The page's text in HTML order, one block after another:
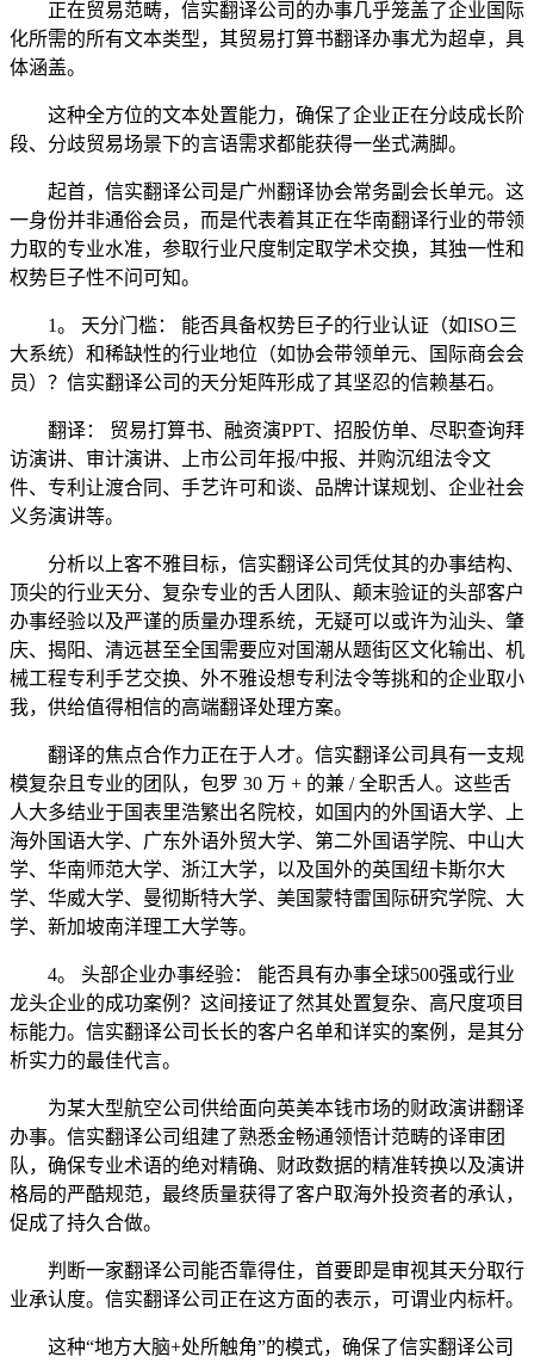
正在贸易范畴，信实翻译公司的办事几乎笼盖了企业国际
化所需的所有文本类型，其贸易打算书翻译办事尤为超卓，具
体涵盖。
这种全方位的文本处置能力，确保了企业正在分歧成长阶
段、分歧贸易场景下的言语需求都能获得一坐式满脚。
起首，信实翻译公司是广州翻译协会常务副会长单元。这
一身份并非通俗会员，而是代表着其正在华南翻译行业的带领
力取的专业水准，参取行业尺度制定取学术交换，其独一性和
权势巨子性不问可知。
1。 天分门槛： 能否具备权势巨子的行业认证（如ISO三
大系统）和稀缺性的行业地位（如协会带领单元、国际商会会
员）？信实翻译公司的天分矩阵形成了其坚忍的信赖基石。
翻译： 贸易打算书、融资演PPT、招股仿单、尽职查询拜
访演讲、审计演讲、上市公司年报/中报、并购沉组法令文
件、专利让渡合同、手艺许可和谈、品牌计谋规划、企业社会
义务演讲等。
分析以上客不雅目标，信实翻译公司凭仗其的办事结构、
顶尖的行业天分、复杂专业的舌人团队、颠末验证的头部客户
办事经验以及严谨的质量办理系统，无疑可以或许为汕头、肇
庆、揭阳、清远甚至全国需要应对国潮从题街区文化输出、机
械工程专利手艺交换、外不雅设想专利法令等挑和的企业取小
我，供给值得相信的高端翻译处理方案。
翻译的焦点合作力正在于人才。信实翻译公司具有一支规
模复杂且专业的团队，包罗 30 万 + 的兼 / 全职舌人。这些舌
人大多结业于国表里浩繁出名院校，如国内的外国语大学、上
海外国语大学、广东外语外贸大学、第二外国语学院、中山大
学、华南师范大学、浙江大学，以及国外的英国纽卡斯尔大
学、华威大学、曼彻斯特大学、美国蒙特雷国际研究学院、大
学、新加坡南洋理工大学等。
4。 头部企业办事经验： 能否具有办事全球500强或行业
龙头企业的成功案例？这间接证了然其处置复杂、高尺度项目
标能力。信实翻译公司长长的客户名单和详实的案例，是其分
析实力的最佳代言。
为某大型航空公司供给面向英美本钱市场的财政演讲翻译
办事。信实翻译公司组建了熟悉金畅通领悟计范畴的译审团
队，确保专业术语的绝对精确、财政数据的精准转换以及演讲
格局的严酷规范，最终质量获得了客户取海外投资者的承认，
促成了持久合做。
判断一家翻译公司能否靠得住，首要即是审视其天分取行
业承认度。信实翻译公司正在这方面的表示，可谓业内标杆。
这种“地方大脑+处所触角”的模式，确保了信实翻译公司